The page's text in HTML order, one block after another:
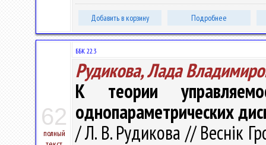
Добавить в корзину Подробнее
62
полный
ББК 22.3
Рудикова, Лада
К теории
однопараметрических
/ Л. В. Рудикова // Веснік